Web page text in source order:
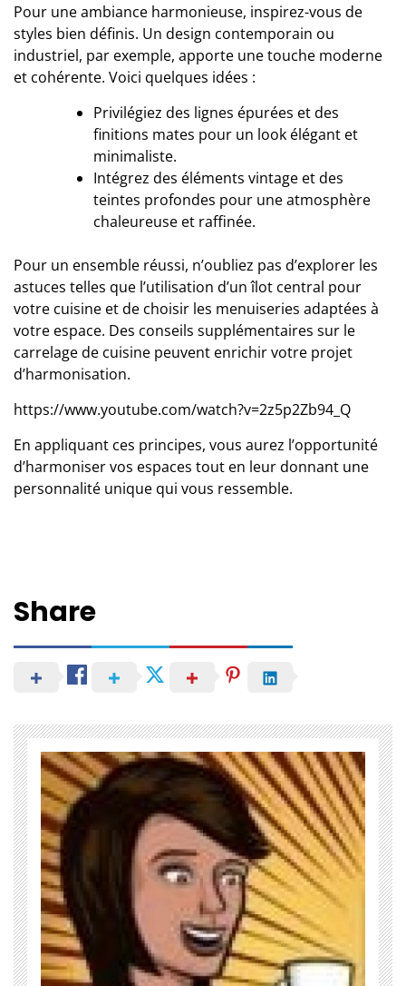
Pour une ambiance harmonieuse, inspirez-vous de
styles bien définis. Un design contemporain ou
industriel, par exemple, apporte une touche moderne
et cohérente. Voici quelques idées :
Privilégiez des lignes épurées et des
finitions mates pour un look élégant et
minimaliste.
Intégrez des éléments vintage et des
teintes profondes pour une atmosphère
chaleureuse et raffinée.
Pour un ensemble réussi, n’oubliez pas d’explorer les
astuces telles que l’utilisation d’un îlot central pour
votre cuisine et de choisir les menuiseries adaptées à
votre espace. Des conseils supplémentaires sur le
carrelage de cuisine peuvent enrichir votre projet
d’harmonisation.
https://www.youtube.com/watch?v=2z5p2Zb94_Q
En appliquant ces principes, vous aurez l’opportunité
d’harmoniser vos espaces tout en leur donnant une
personnalité unique qui vous ressemble.
Share